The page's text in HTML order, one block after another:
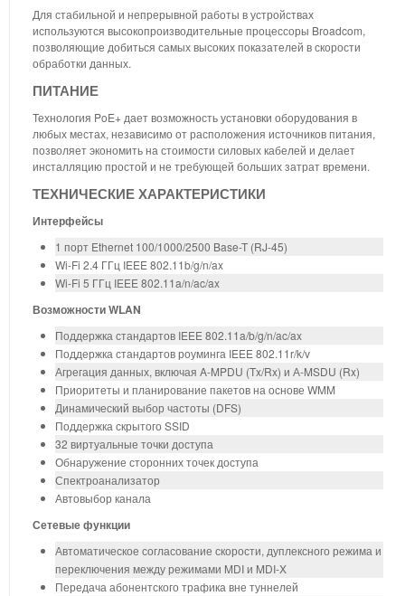
Для стабильной и непрерывной работы в устройствах
используются высокопроизводительные процессоры Broadcom,
позволяющие добиться самых высоких показателей в скорости
обработки данных.
ПИТАНИЕ
Технология PoE+ дает возможность установки оборудования в
любых местах, независимо от расположения источников питания,
позволяет экономить на стоимости силовых кабелей и делает
инсталляцию простой и не требующей больших затрат времени.
ТЕХНИЧЕСКИЕ ХАРАКТЕРИСТИКИ
Интерфейсы
1 порт Ethernet 100/1000/2500 Base-T (RJ-45)
Wi-Fi 2.4 ГГц IEEE 802.11b/g/n/ax
Wi-Fi 5 ГГц IEEE 802.11a/n/ac/ax
Возможности WLAN
Поддержка стандартов IEEE 802.11a/b/g/n/ac/ax
Поддержка стандартов роуминга IEEE 802.11r/k/v
Агрегация данных, включая A-MPDU (Tx/Rx) и А-MSDU (Rx)
Приоритеты и планирование пакетов на основе WMM
Динамический выбор частоты (DFS)
Поддержка скрытого SSID
32 виртуальные точки доступа
Обнаружение сторонних точек доступа
Спектроанализатор
Автовыбор канала
Сетевые функции
Автоматическое согласование скорости, дуплексного режима и
переключения между режимами MDI и MDI-X
Передача абонентского трафика вне туннелей